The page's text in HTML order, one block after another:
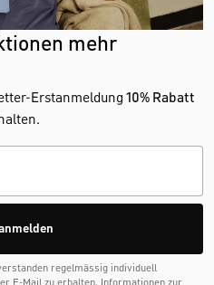
mehr
Erstanmeldung 10% Rabatt
regelmässig individuell